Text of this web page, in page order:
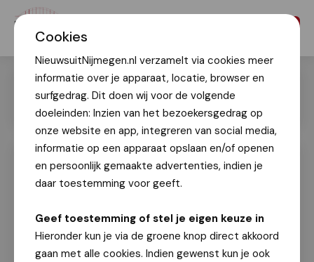
Cookies
NieuwsuitNijmegen.nl verzamelt via cookies meer
informatie over je apparaat, locatie, browser en
surfgedrag. Dit doen wij voor de volgende
doeleinden: Inzien van het bezoekersgedrag op
onze website en app, integreren van social media,
informatie op een apparaat opslaan en/of openen
en persoonlijk gemaakte advertenties, indien je
daar toestemming voor geeft.
Geef toestemming of stel je eigen keuze in
Hieronder kun je via de groene knop direct akkoord
gaan met alle cookies. Indien gewenst kun je ook
Regionaal wandelnetwerk Arnhem
Nijmegen officieel geopend: Ruim
Fotografie: Patricia van den Heuvel
17 maart 2025